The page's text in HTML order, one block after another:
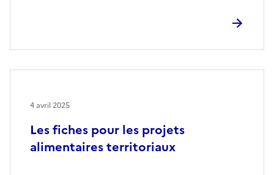
Les fiches pour les projets
alimentaires territoriaux
4 avril 2025